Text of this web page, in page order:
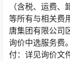
（含税、运费
等所有与相关费
唐集团有限公司
询价中选服务费
付：详见询价文